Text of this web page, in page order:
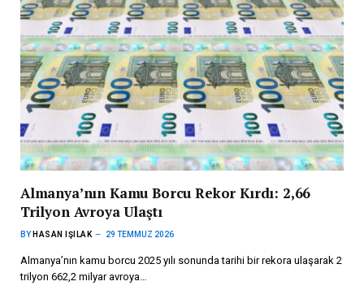
Almanya’nın Kamu Borcu Rekor Kırdı: 2,66
Trilyon Avroya Ulaştı
BY HASAN IŞILAK 29 TEMMUZ 2026
Almanya’nın kamu borcu 2025 yılı sonunda tarihi bir rekora ulaşarak 2
trilyon 662,2 milyar avroya…